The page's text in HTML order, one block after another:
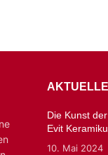
Die Kunst
Evit
10. Mai 2024